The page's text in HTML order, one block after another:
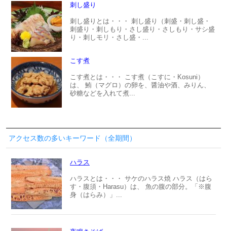
刺し盛り
刺し盛りとは・・・ 刺し盛り（刺盛・刺し盛・
刺盛り・刺しもり・さし盛り・さしもり・サシ盛
り・刺しモリ・さし盛・...
こす煮
こす煮とは・・・ こす煮（こすに・Kosuni）
は、 鮪（マグロ）の卵を、醤油や酒、みりん、
砂糖などを入れて煮...
アクセス数の多いキーワード（全期間）
ハラス
ハラスとは・・・ サケのハラス焼 ハラス（はら
す・腹須・Harasu）は、 魚の腹の部分。「※腹
身（はらみ）」...